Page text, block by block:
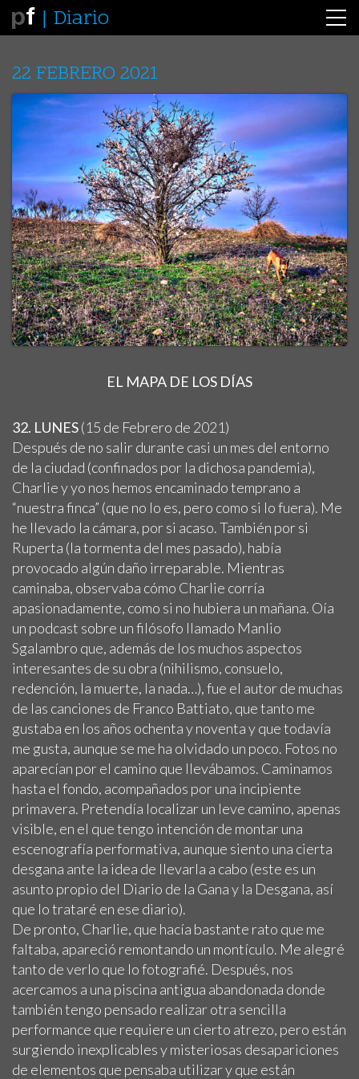
Diario
22 FEBRERO 2021
EL MAPA DE LOS DÍAS
32. LUNES(15 de Febrero de 2021)
Después de no salir durante casi un mes del entorno
de la ciudad (confinados por la dichosa pandemia),
Charlie y yo nos hemos encaminado temprano a
“nuestra finca” (que no lo es, pero como si lo fuera). Me
he llevado la cámara, por si acaso. También por si
Ruperta (la tormenta del mes pasado), había
provocado algún daño irreparable. Mientras
caminaba, observaba cómo Charlie corría
apasionadamente, como si no hubiera un mañana. Oía
un podcast sobre un filósofo llamado Manlio
Sgalambro que, además de los muchos aspectos
interesantes de su obra (nihilismo, consuelo,
redención, la muerte, la nada…), fue el autor de muchas
de las canciones de Franco Battiato, que tanto me
gustaba en los años ochenta y noventa y que todavía
me gusta, aunque se me ha olvidado un poco. Fotos no
aparecían por el camino que llevábamos. Caminamos
hasta el fondo, acompañados por una incipiente
primavera. Pretendía localizar un leve camino, apenas
visible, en el que tengo intención de montar una
escenografía performativa, aunque siento una cierta
desgana ante la idea de llevarla a cabo (este es un
asunto propio del Diario de la Gana y la Desgana, así
que lo trataré en ese diario).
De pronto, Charlie, que hacía bastante rato que me
faltaba, apareció remontando un montículo. Me alegré
tanto de verlo que lo fotografié. Después, nos
acercamos a una piscina antigua abandonada donde
también tengo pensado realizar otra sencilla
performance que requiere un cierto atrezo, pero están
surgiendo inexplicables y misteriosas desapariciones
de elementos que pensaba utilizar y que están